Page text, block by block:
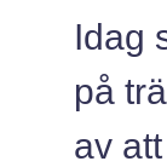
Idag
på
av